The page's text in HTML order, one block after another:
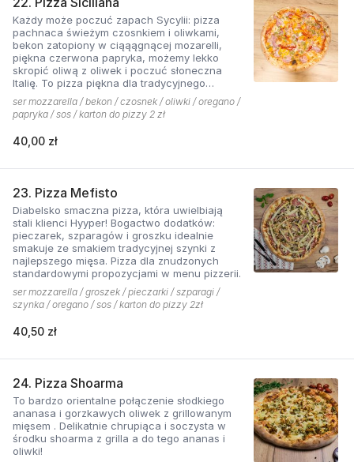
Każdy może poczuć zapach Sycylii: pizza
pachnaca świeżym czosnkiem i oliwkami,
bekon zatopiony w ciąąągnącej mozarelli,
piękna czerwona papryka, możemy lekko
skropić oliwą z oliwek i poczuć słoneczna
Italię. To pizza piękna dla tradycyjnego
podniebienia
ser mozzarella / bekon / czosnek / oliwki / oregano /
papryka / sos / karton do pizzy 2 zł
40,00 zł
23. Pizza Mefisto
Diabelsko smaczna pizza, która uwielbiają
stali klienci Hyyper! Bogactwo dodatków:
pieczarek, szparagów i groszku idealnie
smakuje ze smakiem tradycyjnej szynki z
najlepszego mięsa. Pizza dla znudzonych
standardowymi propozycjami w menu pizzerii.
ser mozzarella / groszek / pieczarki / szparagi /
szynka / oregano / sos / karton do pizzy 2zł
40,50 zł
24. Pizza Shoarma
To bardzo orientalne połączenie słodkiego
ananasa i gorzkawych oliwek z grillowanym
mięsem . Delikatnie chrupiąca i soczysta w
środku shoarma z grilla a do tego ananas i
oliwki!